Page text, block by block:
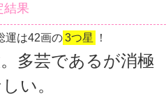
結果
運は42画の3つ星 ！
多芸であるが消極
い。